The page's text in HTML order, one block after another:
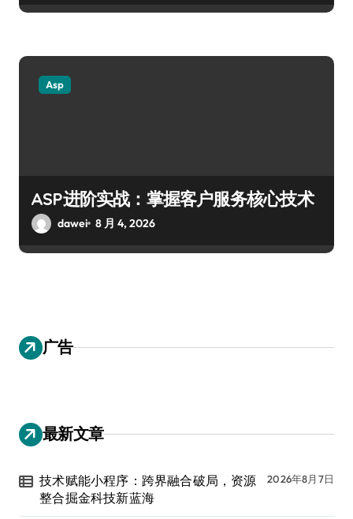
Asp
ASP进阶实战：掌握客户服务核心技术
dawei 8 月 4, 2026
广告
最新文章
技术赋能小程序：跨界融合破局，资源
整合掘金科技新蓝海
2026年8月7日